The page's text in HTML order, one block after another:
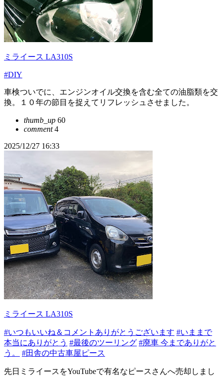
ミライース LA310S
#DIY
車検ついでに、エンジンオイル交換を含む全ての油脂類を交
換。１０年の節目を捉えてリフレッシュさせました。
thumb_up 60
comment4
2025/12/27 16:33
ミライース LA310S
#いつもいいね＆コメントありがとうございます #いままで
本当にありがとう #最後のツーリング #廃車 今までありがと
う。
#田舎の中古車屋ピース
先日ミライースをYouTubeで有名なピースさんへ売却しまし